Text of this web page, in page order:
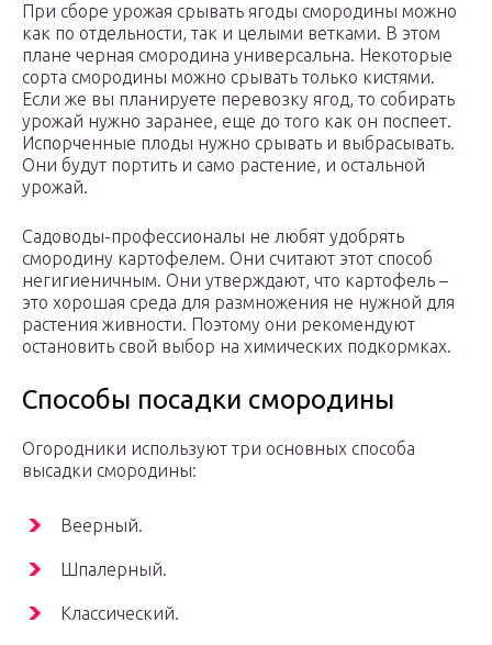
При сборе урожая срывать ягоды смородины можно
как по отдельности, так и целыми ветками. В этом
плане черная смородина универсальна. Некоторые
сорта смородины можно срывать только кистями.
Если же вы планируете перевозку ягод, то собирать
урожай нужно заранее, еще до того как он поспеет.
Испорченные плоды нужно срывать и выбрасывать.
Они будут портить и само растение, и остальной
урожай.
Садоводы-профессионалы не любят удобрять
смородину картофелем. Они считают этот способ
негигиеничным. Они утверждают, что картофель –
это хорошая среда для размножения не нужной для
растения живности. Поэтому они рекомендуют
остановить свой выбор на химических подкормках.
Способы посадки смородины
Огородники используют три основных способа
высадки смородины:
Веерный.
Шпалерный.
Классический.